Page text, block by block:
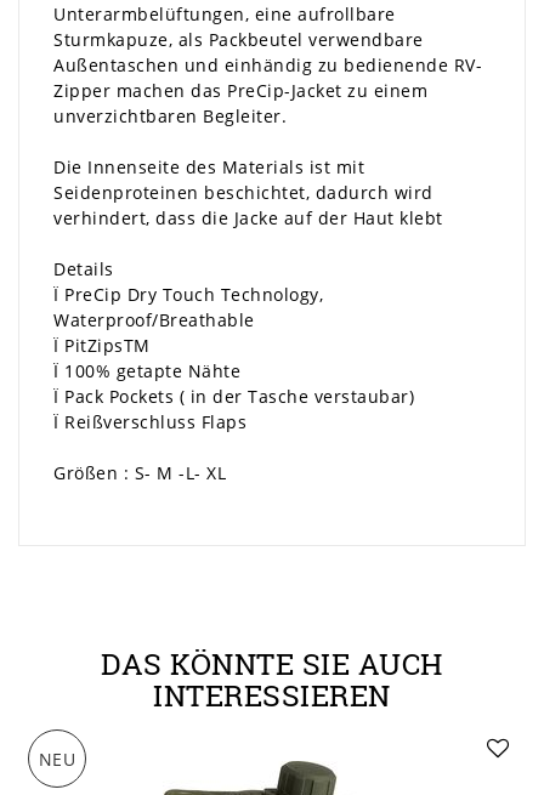
Unterarmbelüftungen, eine aufrollbare
Sturmkapuze, als Packbeutel verwendbare
Außentaschen und einhändig zu bedienende RV-
Zipper machen das PreCip-Jacket zu einem
unverzichtbaren Begleiter.
Die Innenseite des Materials ist mit
Seidenproteinen beschichtet, dadurch wird
verhindert, dass die Jacke auf der Haut klebt
Details
Ï PreCip Dry Touch Technology,
Waterproof/Breathable
Ï PitZipsTM
Ï 100% getapte Nähte
Ï Pack Pockets ( in der Tasche verstaubar)
Ï Reißverschluss Flaps
Größen : S- M -L- XL
DAS KÖNNTE SIE AUCH
INTERESSIEREN
NEU